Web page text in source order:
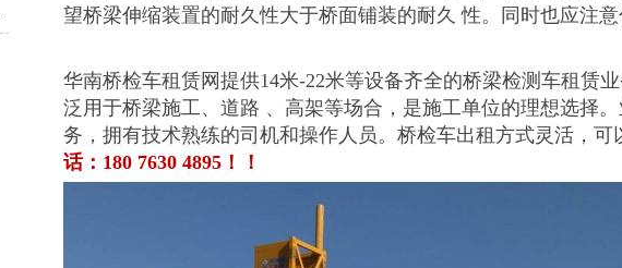
望桥梁伸缩装置的耐久性大于桥面铺装的耐久 性。同时也应注意
华南桥检车租赁网提供14米-22米等设备齐全的桥梁检测车租赁
泛用于桥梁施工、道路 、高架等场合，是施工单位的理想选择
务，拥有技术熟练的司机和操作人员。桥检车出租方式灵活，可
话：180 7630 4895！！